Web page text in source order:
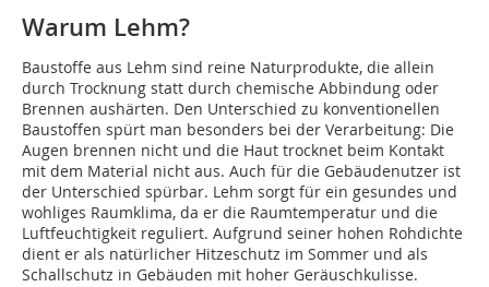
Warum Lehm?
Baustoffe aus Lehm sind reine Naturprodukte, die allein
durch Trocknung statt durch chemische Abbindung oder
Brennen aushärten. Den Unterschied zu konventionellen
Baustoffen spürt man besonders bei der Verarbeitung: Die
Augen brennen nicht und die Haut trocknet beim Kontakt
mit dem Material nicht aus. Auch für die Gebäudenutzer ist
der Unterschied spürbar. Lehm sorgt für ein gesundes und
wohliges Raumklima, da er die Raumtemperatur und die
Luftfeuchtigkeit reguliert. Aufgrund seiner hohen Rohdichte
dient er als natürlicher Hitzeschutz im Sommer und als
Schallschutz in Gebäuden mit hoher Geräuschkulisse.